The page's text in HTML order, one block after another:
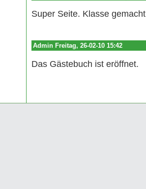
Super Seite. Klasse
Admin Freitag, 26-02-10 15:42
Das Gästebuch ist eröffnet.